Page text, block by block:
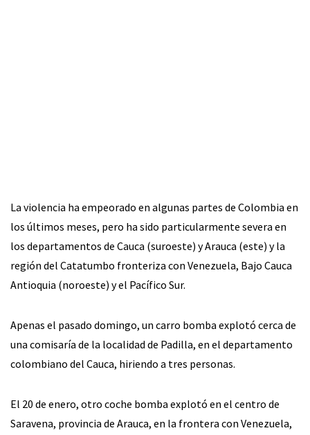
La violencia ha empeorado en algunas partes de Colombia en
los últimos meses, pero ha sido particularmente severa en
los departamentos de Cauca (suroeste) y Arauca (este) y la
región del Catatumbo fronteriza con Venezuela, Bajo Cauca
Antioquia (noroeste) y el Pacífico Sur.
Apenas el pasado domingo, un carro bomba explotó cerca de
una comisaría de la localidad de Padilla, en el departamento
colombiano del Cauca, hiriendo a tres personas.
El 20 de enero, otro coche bomba explotó en el centro de
Saravena, provincia de Arauca, en la frontera con Venezuela,